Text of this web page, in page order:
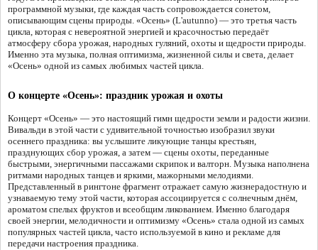
программной музыки, где каждая часть сопровождается сонетом,
описывающим сцены природы. «Осень» (L'autunno) — это третья часть
цикла, которая с невероятной энергией и красочностью передаёт
атмосферу сбора урожая, народных гуляний, охоты и щедрости природы.
Именно эта музыка, полная оптимизма, жизненной силы и света, делает
«Осень» одной из самых любимых частей цикла.
О концерте «Осень»: праздник урожая и охоты
Концерт «Осень» — это настоящий гимн щедрости земли и радости жизни.
Вивальди в этой части с удивительной точностью изобразил звуки
осеннего праздника: вы услышите ликующие танцы крестьян,
празднующих сбор урожая, а затем — сцены охоты, переданные
быстрыми, энергичными пассажами скрипок и валторн. Музыка наполнена
ритмами народных танцев и яркими, мажорными мелодиями.
Представленный в рингтоне фрагмент отражает самую жизнерадостную и
узнаваемую тему этой части, которая ассоциируется с солнечным днём,
ароматом спелых фруктов и всеобщим ликованием. Именно благодаря
своей энергии, мелодичности и оптимизму «Осень» стала одной из самых
популярных частей цикла, часто используемой в кино и рекламе для
передачи настроения праздника.